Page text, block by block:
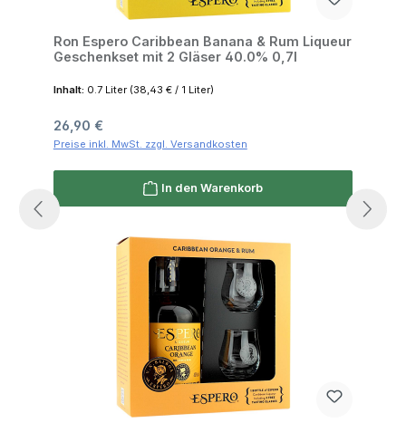
Ron Espero Caribbean Banana & Rum Liqueur
Geschenkset mit 2 Gläser 40.0% 0,7l
Inhalt: 0.7 Liter (38,43 € / 1 Liter)
Regulärer Preis:
26,90 €
Preise inkl. MwSt. zzgl. Versandkosten
In den Warenkorb